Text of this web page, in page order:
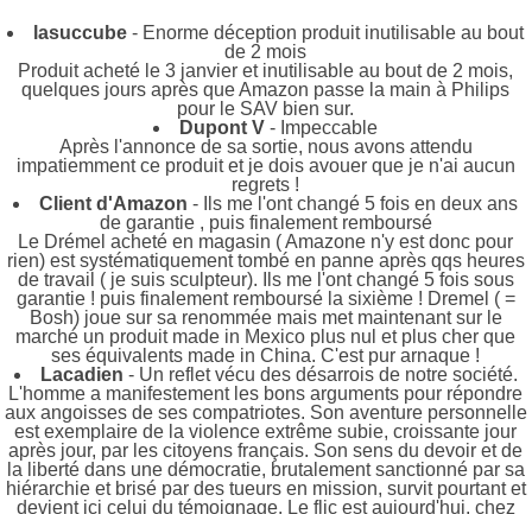
lasuccube - Enorme déception produit inutilisable au bout
de 2 mois
Produit acheté le 3 janvier et inutilisable au bout de 2 mois,
quelques jours après que Amazon passe la main à Philips
pour le SAV bien sur.
Dupont V - Impeccable
Après l'annonce de sa sortie, nous avons attendu
impatiemment ce produit et je dois avouer que je n'ai aucun
regrets !
Client d'Amazon - Ils me l'ont changé 5 fois en deux ans
de garantie , puis finalement remboursé
Le Drémel acheté en magasin ( Amazone n'y est donc pour
rien) est systématiquement tombé en panne après qqs heures
de travail ( je suis sculpteur). Ils me l'ont changé 5 fois sous
garantie ! puis finalement remboursé la sixième ! Dremel ( =
Bosh) joue sur sa renommée mais met maintenant sur le
marché un produit made in Mexico plus nul et plus cher que
ses équivalents made in China. C'est pur arnaque !
Lacadien - Un reflet vécu des désarrois de notre société.
L'homme a manifestement les bons arguments pour répondre
aux angoisses de ses compatriotes. Son aventure personnelle
est exemplaire de la violence extrême subie, croissante jour
après jour, par les citoyens français. Son sens du devoir et de
la liberté dans une démocratie, brutalement sanctionné par sa
hiérarchie et brisé par des tueurs en mission, survit pourtant et
devient ici celui du témoignage. Le flic est aujourd'hui, chez